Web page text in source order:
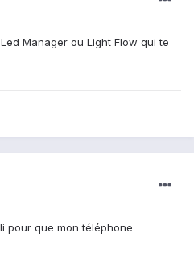
Manager ou Light Flow qui te
pour que mon téléphone